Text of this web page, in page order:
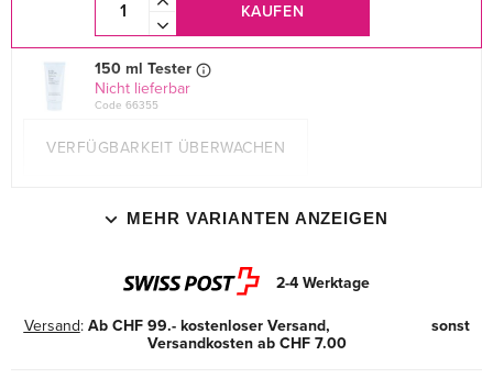
KAUFEN
150 ml Tester
Nicht lieferbar
Code 66355
VERFÜGBARKEIT ÜBERWACHEN
MEHR VARIANTEN ANZEIGEN
2-4 Werktage
Versand: Ab CHF 99.- kostenloser Versand, sonst
Versandkosten ab CHF 7.00